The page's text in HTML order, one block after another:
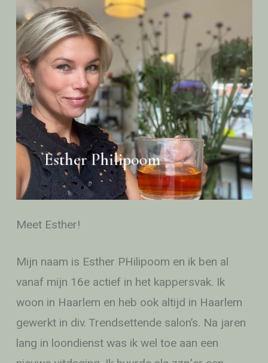
Esther Philipoom
Meet Esther!
Mijn naam is Esther PHilipoom en ik ben al
vanaf mijn 16e actief in het kappersvak. Ik
woon in Haarlem en heb ook altijd in Haarlem
gewerkt in div. Trendsettende salon’s. Na jaren
lang in loondienst was ik wel toe aan een